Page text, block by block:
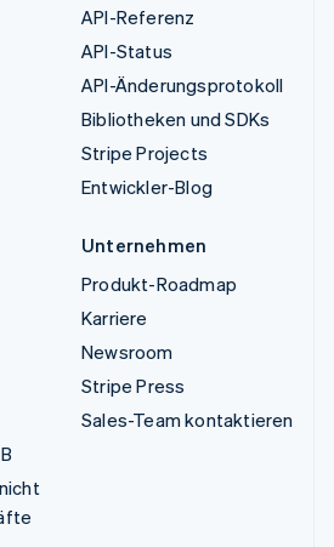
API-Referenz
API-Status
API-Änderungsprotokoll
Bibliotheken und SDKs
Stripe Projects
Entwickler-Blog
Unternehmen
Produkt-Roadmap
Karriere
Newsroom
Stripe Press
Sales-Team kontaktieren